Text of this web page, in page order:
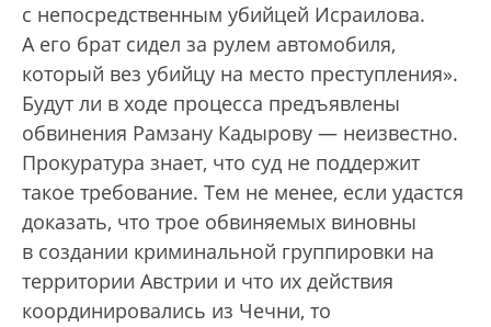
с непосредственным убийцей Исраилова.
А его брат сидел за рулем автомобиля,
который вез убийцу на место преступления».
Будут ли в ходе процесса предъявлены
обвинения Рамзану Кадырову — неизвестно.
Прокуратура знает, что суд не поддержит
такое требование. Тем не менее, если удастся
доказать, что трое обвиняемых виновны
в создании криминальной группировки на
территории Австрии и что их действия
координировались из Чечни, то